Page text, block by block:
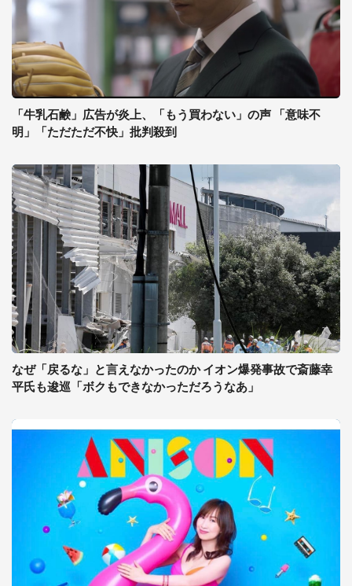
「牛乳石鹸」広告が炎上、「もう買わない」の声 「意味不
明」「ただただ不快」批判殺到
なぜ「戻るな」と言えなかったのか イオン爆発事故で斎藤幸
平氏も逡巡「ボクもできなかっただろうなあ」